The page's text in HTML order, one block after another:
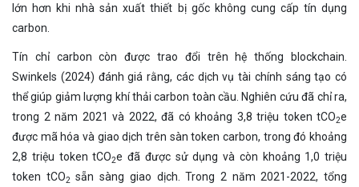
lớn hơn khi nhà sản xuất thiết bị gốc không cung cấp tín dụng
carbon.
Tín chỉ carbon còn được trao đổi trên hệ thống blockchain.
Swinkels (2024) đánh giá rằng, các dịch vụ tài chính sáng tạo có
thể giúp giảm lượng khí thải carbon toàn cầu. Nghiên cứu đã chỉ ra,
trong 2 năm 2021 và 2022, đã có khoảng 3,8 triệu token tCO2e
được mã hóa và giao dịch trên sàn token carbon, trong đó khoảng
2,8 triệu token tCO2e đã được sử dụng và còn khoảng 1,0 triệu
token tCO2 sẵn sàng giao dịch. Trong 2 năm 2021-2022, tổng